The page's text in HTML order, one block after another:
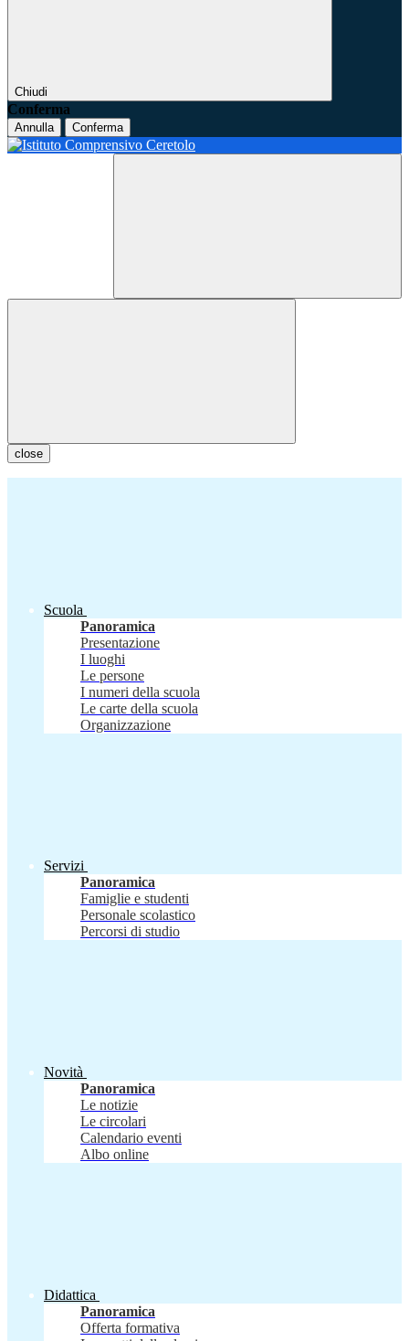
Chiudi
Conferma
Annulla Conferma
close
Scuola
Panoramica
Presentazione
I luoghi
Le persone
I numeri della scuola
Le carte della scuola
Organizzazione
Servizi
Panoramica
Famiglie e studenti
Personale scolastico
Percorsi di studio
Novità
Panoramica
Le notizie
Le circolari
Calendario eventi
Albo online
Didattica
Panoramica
Offerta formativa